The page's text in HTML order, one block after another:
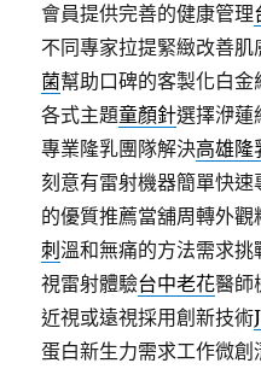
會員提供完善的健康管理
不同專家拉提緊緻改善
菌幫助口碑的客製化白
各式主題童顏針選擇洢蓮
專業隆乳團隊解決高雄隆
刻意有雷射機器簡單快速
的優質推薦當舖周轉外
刺 溫和無痛的方法需求
視雷射體驗台中老花醫師
近視或遠視採用創新技術
蛋白新生力需求工作微創